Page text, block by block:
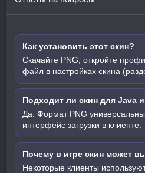
Как установить этот скин?
Скачайте PNG, откройте
файл в настройках скина
Подходит ли скин для Java
Да. Формат PNG
интерфейс загрузки в клиенте.
Почему в игре скин может
Некоторые клиенты